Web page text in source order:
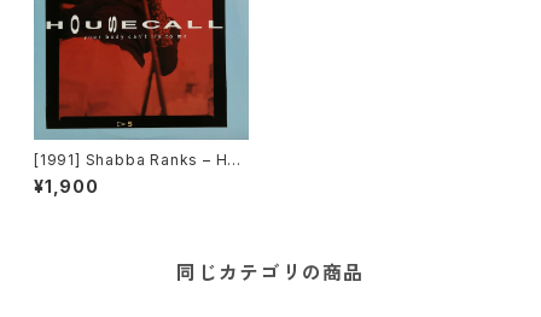
[1991] Shabba Ranks – Hou
secall [Epic]
¥1,900
同じカテゴリの商品